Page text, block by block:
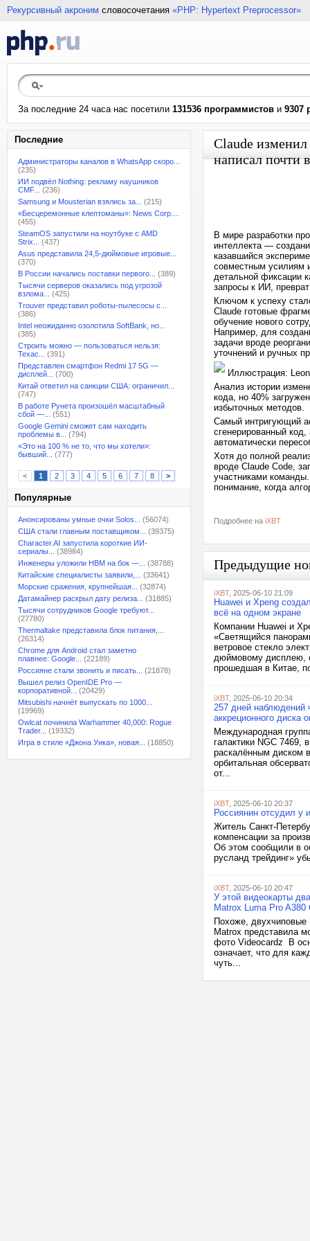
Рекурсивный акроним словосочетания «PHP: Hypertext Preprocessor»
За последние 24 часа нас посетили 131536 программистов и 9307
Последние
Администраторы каналов в WhatsApp скоро...
(235)
ИИ подвёл Nothing: рекламу наушников
CMF...
(236)
Samsung и Mousterian взялись за...
(215)
«Бесцеремонные клептоманы»: News Corp....
(455)
SteamOS запустили на ноутбуке с AMD
Strix...
(437)
Asus представила 24,5-дюймовые игровые...
(370)
В России начались поставки первого...
(389)
Тысячи серверов оказались под угрозой
взлома...
(425)
Trouver представил роботы-пылесосы с...
(386)
Intel неожиданно озолотила SoftBank, но...
(385)
Строить можно — пользоваться нельзя:
Техас...
(391)
Представлен смартфон Redmi 17 5G —
дисплей...
(700)
Китай ответил на санкции США: ограничил...
(747)
В работе Рунета произошёл масштабный
сбой —...
(551)
Google Gemini сможет сам находить
проблемы в...
(794)
«Это на 100 % не то, что мы хотели»:
бывший...
(777)
< 1 2 3 4 5 6 7 8 >
Популярные
Анонсированы умные очки Solos...
(56074)
США стали главным поставщиком...
(39375)
Character.AI запустила короткие ИИ-
сериалы...
(38984)
Инженеры уложили HBM на бок —...
(38788)
Китайские специалисты заявили,...
(33641)
Морские сражения, крупнейшая...
(32874)
Датамайнер раскрыл дату релиза...
(31885)
Тысячи сотрудников Google требуют...
(27780)
Thermaltake представила блок питания,...
(26314)
Chrome для Android стал заметно
плавнее: Google...
(22189)
Россияне стали звонить и писать...
(21878)
Вышел релиз OpenIDE Pro —
корпоративной...
(20429)
Mitsubishi начнёт выпускать по 1000...
(19969)
Owlcat починила Warhammer 40,000: Rogue
Trader...
(19332)
Игра в стиле «Джона Уика», новая...
(18850)
Claude
написал почти
В мире разработки
интеллекта —
казавшийся
совместным усилиям
детальной фиксации
запросы к ИИ,
Ключом к успеху
Claude готовые
обучение нового
Например, для
задачи вроде
уточнений и ручных
Иллюстрация:
Анализ истории
кода, но 40%
избыточных методов.
Самый интригующий
сгенерированный
автоматически
Хотя до полной
вроде Claude Code,
участниками
понимание, когда
Подробнее на iXBT
Предыдущие
iXBT, 2025-06-10 21:09
Huawei и Xpeng
всё на одном экране
Компании Huawei и
«Светящийся
ветровое стекло
дюймовому дисплею,
прошедшая в Китае,
iXBT, 2025-06-10 20:34
257 дней наблюдений
аккреционного диска
Международная
галактики NGC 7469,
раскалённым диском
орбитальная
от...
iXBT, 2025-06-10 20:37
Россиянин отсудил у
Житель Санкт-
компенсации за
Об этом сообщили в
русланд трейдинг»
iXBT, 2025-06-10 20:47
У этой видеокарты
Matrox Luma Pro A380
Похоже, двухчиповые
Matrox представила
фото Videocardz В
означает, что для
чуть...